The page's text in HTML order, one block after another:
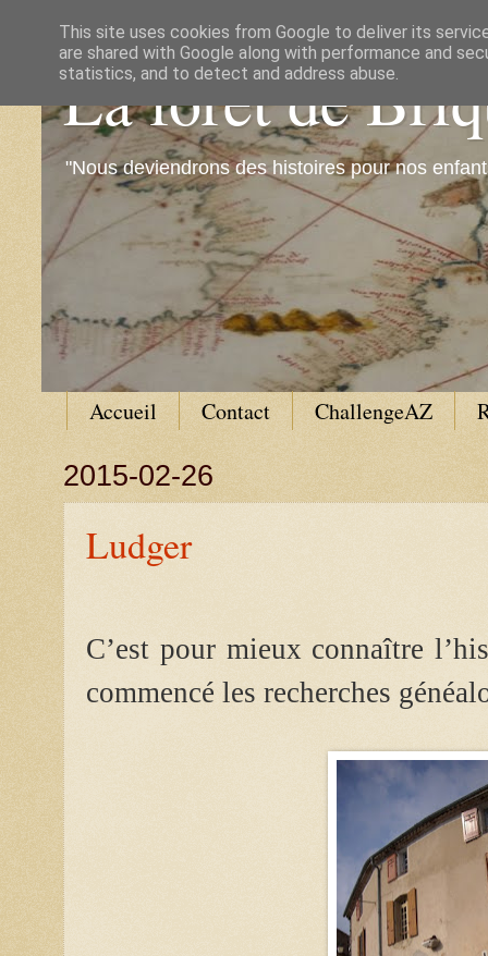
La forêt de
"Nous deviendrons des histoires pour nos
Accueil Contact ChallengeAZ
2015-02-26
Ludger
C’est pour mieux connaître
commencé les recherches
This site uses cookies from Google to deliver its
are shared with Google along with performance and
statistics, and to detect and address abuse.